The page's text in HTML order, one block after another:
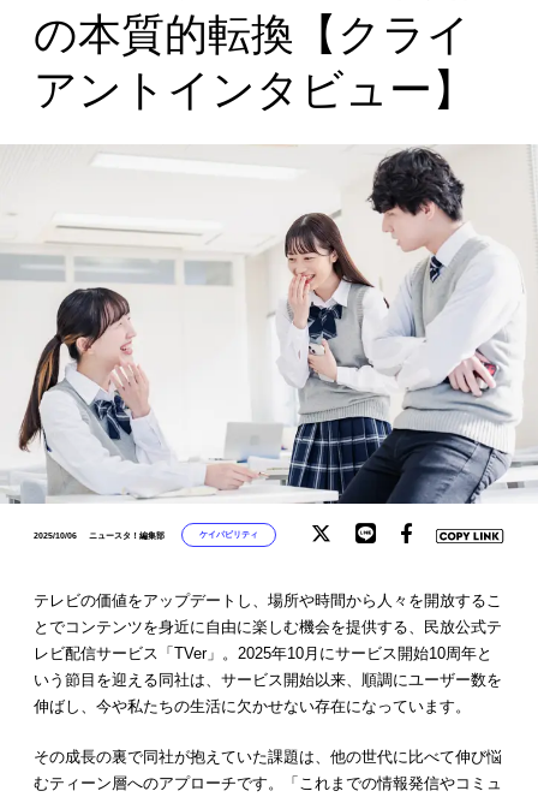
の本質的転換【クライ
アントインタビュー】
2025/10/06 ニュースタ！編集部 ケイパビリティ
テレビの価値をアップデートし、場所や時間から人々を開放するこ
とでコンテンツを身近に自由に楽しむ機会を提供する、民放公式テ
レビ配信サービス「TVer」。2025年10月にサービス開始10周年と
いう節目を迎える同社は、サービス開始以来、順調にユーザー数を
伸ばし、今や私たちの生活に欠かせない存在になっています。
その成長の裏で同社が抱えていた課題は、他の世代に比べて伸び悩
むティーン層へのアプローチです。「これまでの情報発信やコミュ